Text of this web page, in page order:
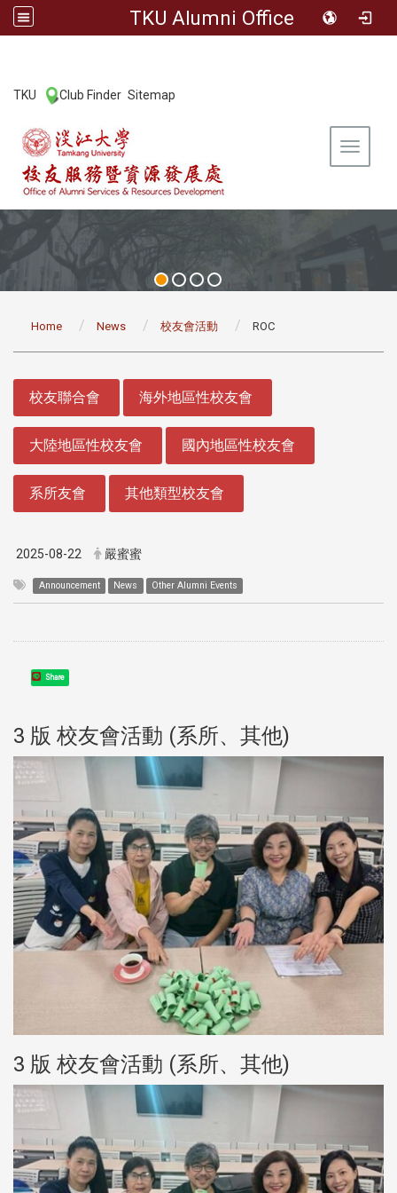
TKU Alumni Office
TKU Club Finder Sitemap
Toggle
Home News 校友會活動 ROC
校友聯合會 海外地區性校友會
大陸地區性校友會 國內地區性校友會
系所友會 其他類型校友會
2025-08-22 嚴蜜蜜
Announcement News Other Alumni Events
Share
3 版 校友會活動 (系所、其他)
3 版 校友會活動 (系所、其他)